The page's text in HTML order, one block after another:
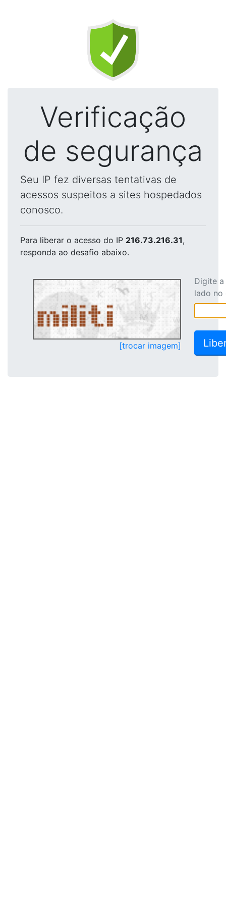
Verificação
de segurança
Seu IP fez diversas tentativas de
acessos suspeitos a sites hospedados
conosco.
Para liberar o acesso do IP 216.73.216.31,
responda ao desafio abaixo.
[trocar imagem]
Digite
lado no